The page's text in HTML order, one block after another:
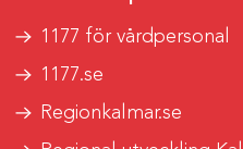
1177 för vårdpersonal
1177.se
Regionkalmar.se